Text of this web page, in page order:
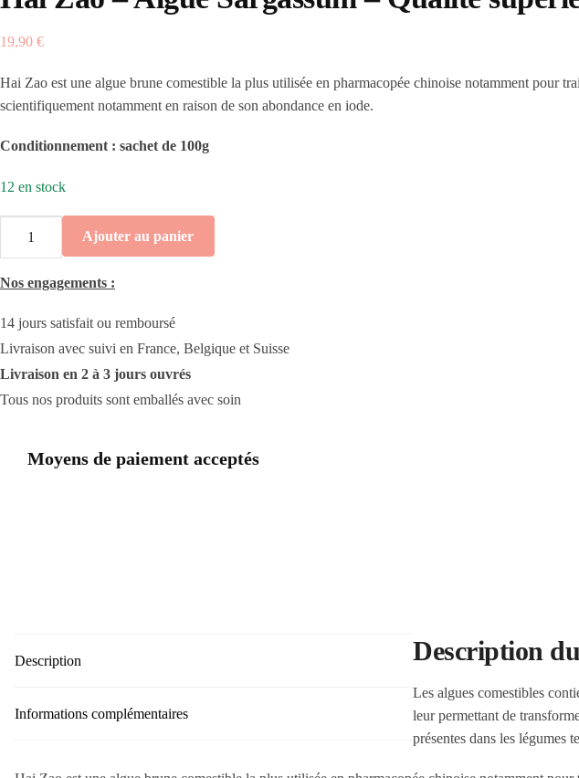
19,90 €
Hai Zao est une algue brune comestible la plus utilisée en pharmacopée chinoise notamment pour
scientifiquement notamment en raison de son abondance en iode.
Conditionnement : sachet de 100g
12 en stock
Zao
-
Algue
Qualité
Ajouter au panier
Nos engagements :
14 jours satisfait ou remboursé
Livraison avec suivi en France, Belgique et Suisse
Livraison en 2 à 3 jours ouvrés
Tous nos produits sont emballés avec soin
Moyens de paiement acceptés
Description
Informations complémentaires
Description
Les algues comestibles
leur permettant de
présentes dans les légumes